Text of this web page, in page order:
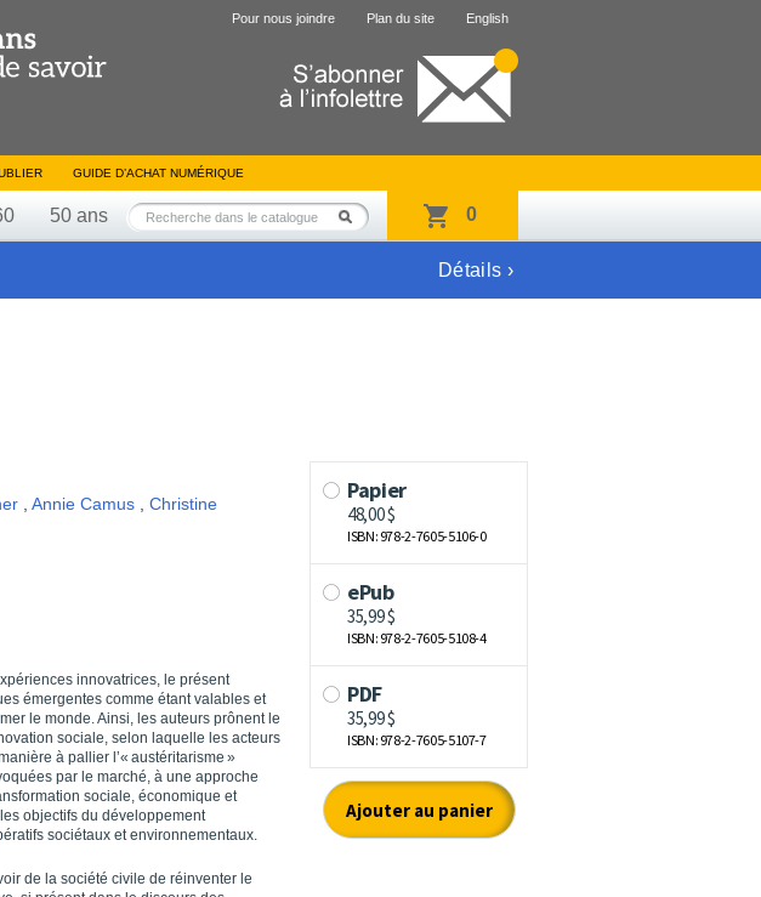
Pour nous joindre Plan du site English
GUIDE D’ACHAT NUMÉRIQUE
50 ans 0
Détails ›
Annie Camus
Christine
innovatrices, le présent
émergentes comme étant valables et
le monde. Ainsi, les auteurs prônent le
sociale, selon laquelle les acteurs
à pallier l’« austéritarisme »
par le marché, à une approche
sociale, économique et
objectifs du développement
sociétaux et environnementaux.
de la société civile de réinventer le